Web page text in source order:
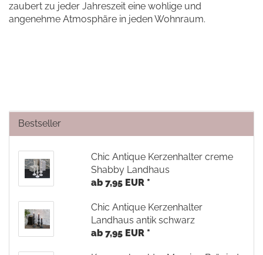
zaubert zu jeder Jahreszeit eine wohlige und
angenehme Atmosphäre in jeden Wohnraum.
Bestseller
Chic Antique Kerzenhalter creme
Shabby Landhaus
ab 7,95 EUR *
Chic Antique Kerzenhalter
Landhaus antik schwarz
ab 7,95 EUR *